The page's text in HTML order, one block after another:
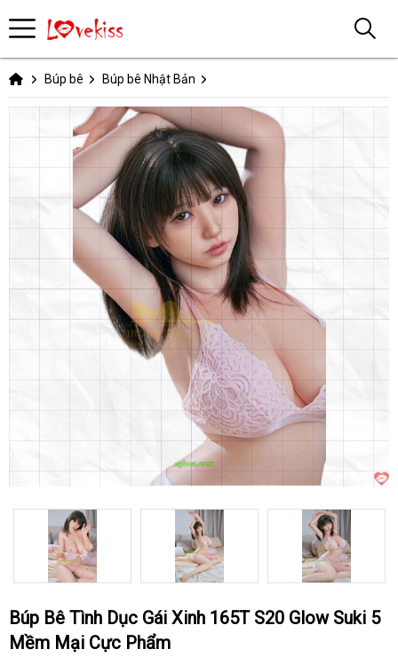
Búp bê Búp bê Nhật Bản
Búp Bê Tình Dục Gái Xinh 165T S20 Glow Suki 5
Mềm Mại Cực Phẩm